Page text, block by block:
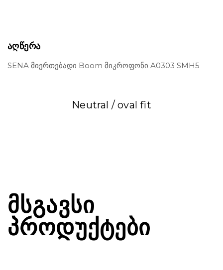
ᲐᲦᲬᲔᲠᲐ
SENA მიერთებადი Boom მიკროფონი A0303 SMH5
Neutral / oval fit
ᲛᲡᲒᲐᲕᲡᲘ
ᲞᲠᲝᲓᲣᲥᲢᲔᲑᲘ